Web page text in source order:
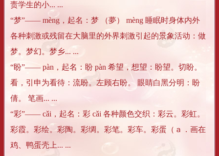
责学生的小... ...
“梦”―― mèng，起名：梦 （夢） mèng 睡眠时身体内外
各种刺激或残留在大脑里的外界刺激引起的景象活动：做
梦。梦幻。梦乡... ...
“盼”―― pàn，起名：盼 pàn 希望，想望：盼望。切盼。
看，引申为看待：流盼。左顾右盼。 眼睛白黑分明：盼
倩。 笔画... ...
“彩”―― cǎi，起名：彩 cǎi 各种颜色交织：彩云。彩虹。
彩霞。彩绘。彩陶。彩绸。彩笔。彩车。彩蛋（ａ．画在
鸡、鸭蛋壳上... ...